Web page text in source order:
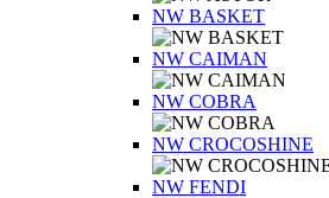
NW BASKET
NW CAIMAN
NW COBRA
NW CROCOSHINE
NW FENDI